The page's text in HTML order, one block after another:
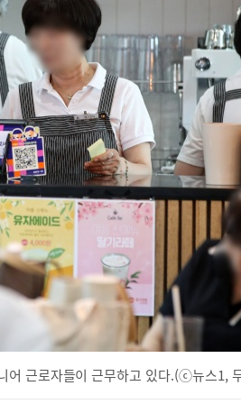
어 근로자들이 근무하고 있다.(ⓒ뉴스1,